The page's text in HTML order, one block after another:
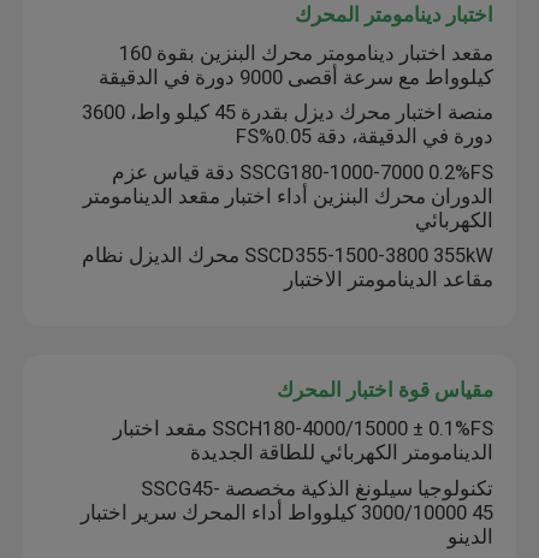
اختبار دينامومتر المحرك
مقعد اختبار دينامومتر محرك البنزين بقوة 160
كيلوواط مع سرعة أقصى 9000 دورة في الدقيقة
منصة اختبار محرك ديزل بقدرة 45 كيلو واط، 3600
دورة في الدقيقة، دقة 0.05%FS
SSCG180-1000-7000 0.2%FS دقة قياس عزم
الدوران محرك البنزين أداء اختبار مقعد الدينامومتر
الكهربائي
SSCD355-1500-3800 355kW محرك الديزل نظام
مقاعد الدينامومتر الاختبار
مقياس قوة اختبار المحرك
SSCH180-4000/15000 ± 0.1%FS مقعد اختبار
الدينامومتر الكهربائي للطاقة الجديدة
تكنولوجيا سيلونغ الذكية مخصصة SSCG45-
3000/10000 45 كيلوواط أداء المحرك سرير اختبار
الدينو